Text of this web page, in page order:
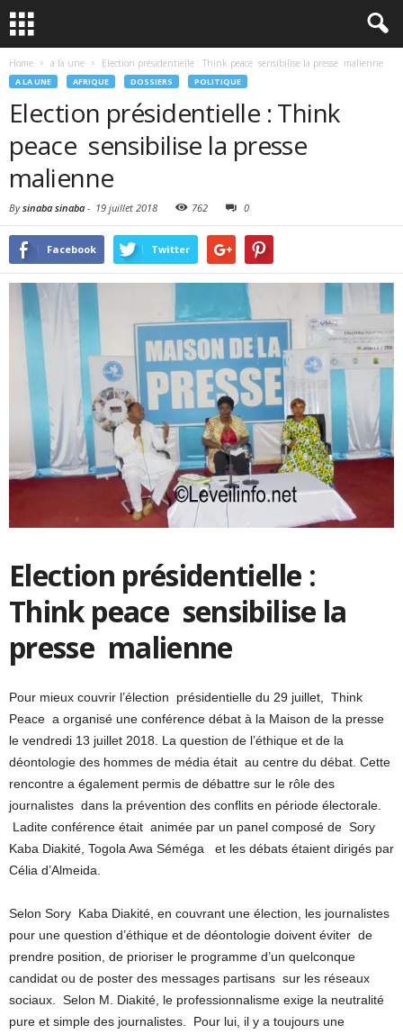
Home a la une Election présidentielle : Think peace sensibilise la presse malienne
A LA UNE AFRIQUE DOSSIERS POLITIQUE
Election présidentielle : Think
peace sensibilise la presse
malienne
Bysinaba sinaba - 19 juillet 2018 762 0
Facebook Twitter
Election présidentielle :
Think peace sensibilise la
presse malienne
Pour mieux couvrir l’élection présidentielle du 29 juillet, Think
Peace a organisé une conférence débat à la Maison de la presse
le vendredi 13 juillet 2018. La question de l’éthique et de la
déontologie des hommes de média était au centre du débat. Cette
rencontre a également permis de débattre sur le rôle des
journalistes dans la prévention des conflits en période électorale.
Ladite conférence était animée par un panel composé de Sory
Kaba Diakité, Togola Awa Séméga et les débats étaient dirigés par
Célia d’Almeida.
Selon Sory Kaba Diakité, en couvrant une élection, les journalistes
pour une question d’éthique et de déontologie doivent éviter de
prendre position, de prioriser le programme d’un quelconque
candidat ou de poster des messages partisans sur les réseaux
sociaux. Selon M. Diakité, le professionnalisme exige la neutralité
pure et simple des journalistes. Pour lui, il y a toujours une